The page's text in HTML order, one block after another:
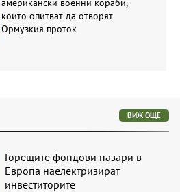
американски военни кораби,
които опитват да отворят
Ормузкия проток
ВИЖ ОЩЕ
Горещите фондови пазари в
Европа наелектризират
инвеститорите